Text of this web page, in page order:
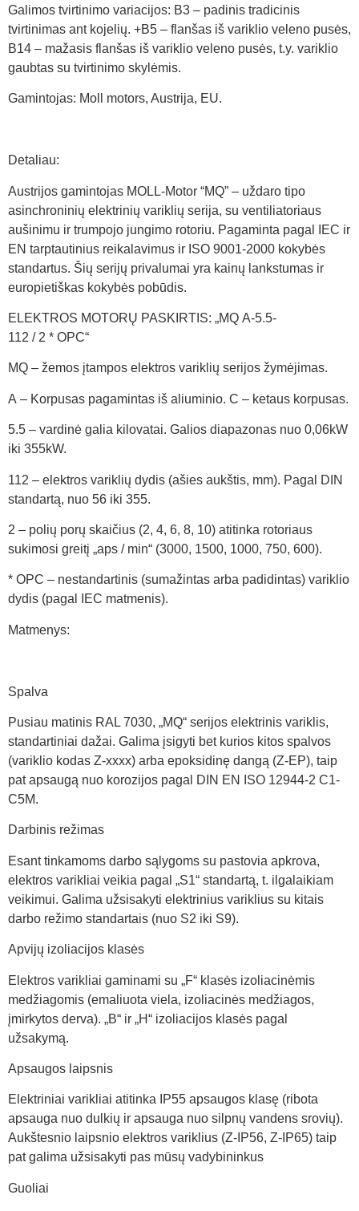
Galimos tvirtinimo variacijos: B3 – padinis tradicinis
tvirtinimas ant kojelių. +B5 – flanšas iš variklio veleno pusės,
B14 – mažasis flanšas iš variklio veleno pusės, t.y. variklio
gaubtas su tvirtinimo skylėmis.
Gamintojas: Moll motors, Austrija, EU.
Detaliau:
Austrijos gamintojas MOLL-Motor “MQ” – uždaro tipo
asinchroninių elektrinių variklių serija, su ventiliatoriaus
aušinimu ir trumpojo jungimo rotoriu. Pagaminta pagal IEC ir
EN tarptautinius reikalavimus ir ISO 9001-2000 kokybės
standartus. Šių serijų privalumai yra kainų lankstumas ir
europietiškas kokybės pobūdis.
ELEKTROS MOTORŲ PASKIRTIS: „MQ A-5.5-
112 / 2 * OPC“
MQ – žemos įtampos elektros variklių serijos žymėjimas.
A – Korpusas pagamintas iš aliuminio. C – ketaus korpusas.
5.5 – vardinė galia kilovatai. Galios diapazonas nuo 0,06kW
iki 355kW.
112 – elektros variklių dydis (ašies aukštis, mm). Pagal DIN
standartą, nuo 56 iki 355.
2 – polių porų skaičius (2, 4, 6, 8, 10) atitinka rotoriaus
sukimosi greitį „aps / min“ (3000, 1500, 1000, 750, 600).
* OPC – nestandartinis (sumažintas arba padidintas) variklio
dydis (pagal IEC matmenis).
Matmenys:
Spalva
Pusiau matinis RAL 7030, „MQ“ serijos elektrinis variklis,
standartiniai dažai. Galima įsigyti bet kurios kitos spalvos
(variklio kodas Z-xxxx) arba epoksidinę dangą (Z-EP), taip
pat apsaugą nuo korozijos pagal DIN EN ISO 12944-2 C1-
C5M.
Darbinis režimas
Esant tinkamoms darbo sąlygoms su pastovia apkrova,
elektros varikliai veikia pagal „S1“ standartą, t. ilgalaikiam
veikimui. Galima užsisakyti elektrinius variklius su kitais
darbo režimo standartais (nuo S2 iki S9).
Apvijų izoliacijos klasės
Elektros varikliai gaminami su „F“ klasės izoliacinėmis
medžiagomis (emaliuota viela, izoliacinės medžiagos,
įmirkytos derva). „B“ ir „H“ izoliacijos klasės pagal
užsakymą.
Apsaugos laipsnis
Elektriniai varikliai atitinka IP55 apsaugos klasę (ribota
apsauga nuo dulkių ir apsauga nuo silpnų vandens srovių).
Aukštesnio laipsnio elektros variklius (Z-IP56, Z-IP65) taip
pat galima užsisakyti pas mūsų vadybininkus
Guoliai